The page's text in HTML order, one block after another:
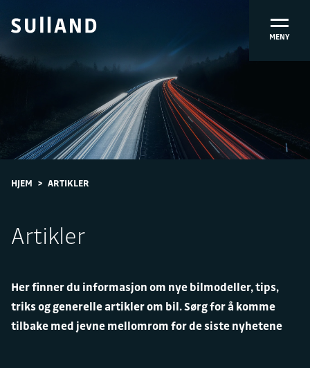
MENY
HJEM > ARTIKLER
Artikler
Her finner du informasjon om nye bilmodeller, tips,
triks og generelle artikler om bil. Sørg for å komme
tilbake med jevne mellomrom for de siste nyhetene